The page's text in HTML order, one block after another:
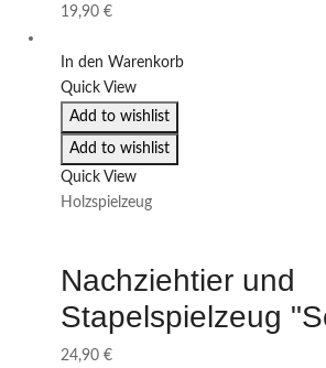
19,90 €
In den Warenkorb
Quick View
Add to wishlist
Add to wishlist
Quick View
Holzspielzeug
Nachziehtier und
Stapelspielzeug
24,90 €